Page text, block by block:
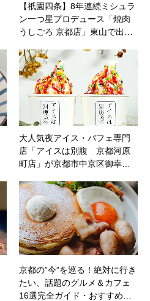
【祇園四条】8年連続ミシュラ
ン一つ星プロデュース「焼肉
うしごろ 京都店」東山で出…
大人気夜アイス・パフェ専門
店「アイスは別腹 京都河原
町店」が京都市中京区御幸…
京都の”今”を巡る！絶対に行き
たい、話題のグルメ＆カフェ
16選完全ガイド・おすすめ…